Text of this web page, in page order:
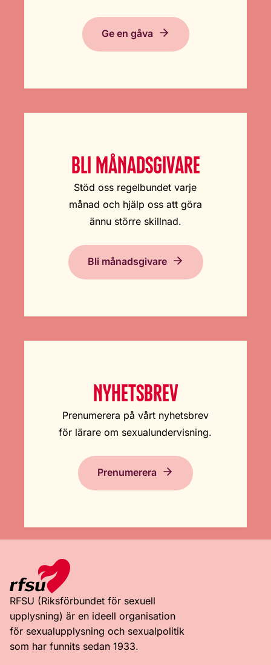
Ge en gåva
BLI MÅNADSGIVARE
Stöd oss regelbundet varje
månad och hjälp oss att göra
ännu större skillnad.
Bli månadsgivare
NYHETSBREV
Prenumerera på vårt nyhetsbrev
för lärare om sexualundervisning.
Prenumerera
RFSU (Riksförbundet för sexuell
upplysning) är en ideell organisation
för sexualupplysning och sexualpolitik
som har funnits sedan 1933.